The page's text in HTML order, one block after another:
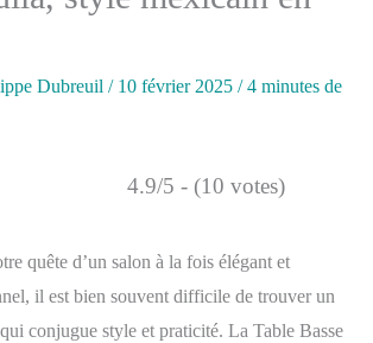
Dubreuil / 10 février 2025 /4 minutes de
4.9/5 - (10 votes)
quête d’un salon à la fois élégant et
il est bien souvent difficile de trouver un
conjugue style et praticité. La Table Basse